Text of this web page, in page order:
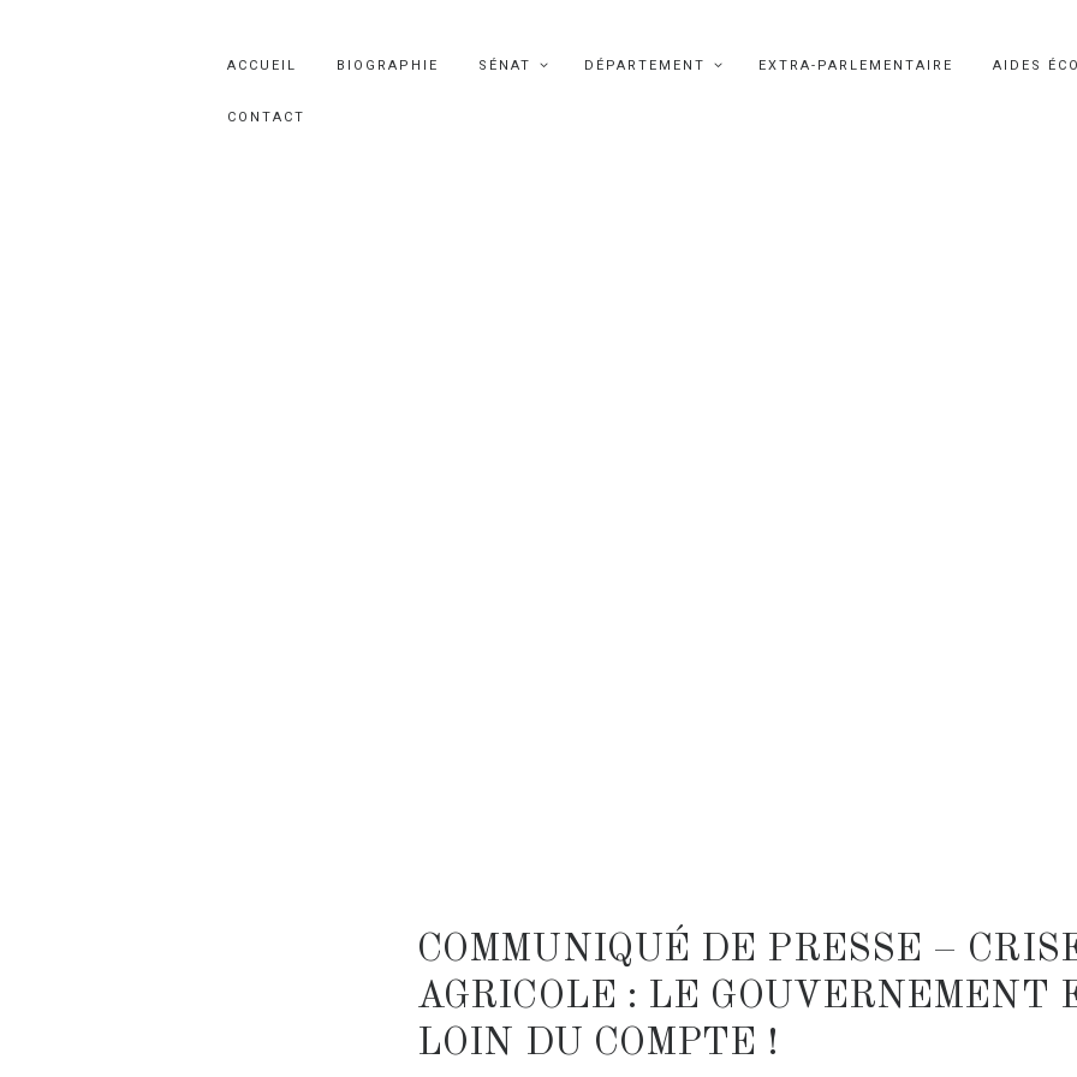
ACCUEIL BIOGRAPHIE SÉNAT DÉPARTEMENT EXTRA-PARLEMENTAIRE AIDES
CONTACT
COMMUNIQUÉ DE PRESSE –
AGRICOLE : LE GOUVERNEMENT
LOIN DU COMPTE !